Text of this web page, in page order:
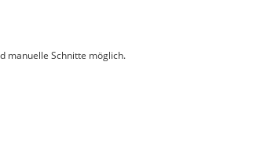
manuelle Schnitte möglich.